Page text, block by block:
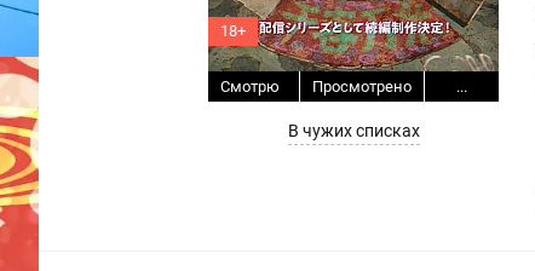
18+
Смотрю Просмотрено ...
В чужих списках